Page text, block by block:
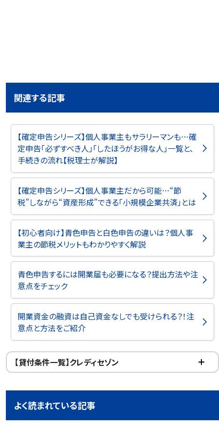
関連する記事
【確定申告シリーズ】個人事業主もサラリーマンも…確
定申告「必ずすべき人」「したほうがお得な人」一覧と、
手続きの流れ【税理士が解説】
【確定申告シリーズ】個人事業主だから可能…“節
税”しながら“資産形成”できる「小規模企業共済」とは
【初心者向け】青色申告と白色申告の違いは？個人事
業主の節税メリットもわかりやすく解説
青色申告するには開業届も必要になる？提出方法や注
意点をチェック
開業資金の融資は自己資金なしでも受けられる？！注
意点と方法をご紹介
【貸付条件一覧】クレディセゾン
よく読まれている記事